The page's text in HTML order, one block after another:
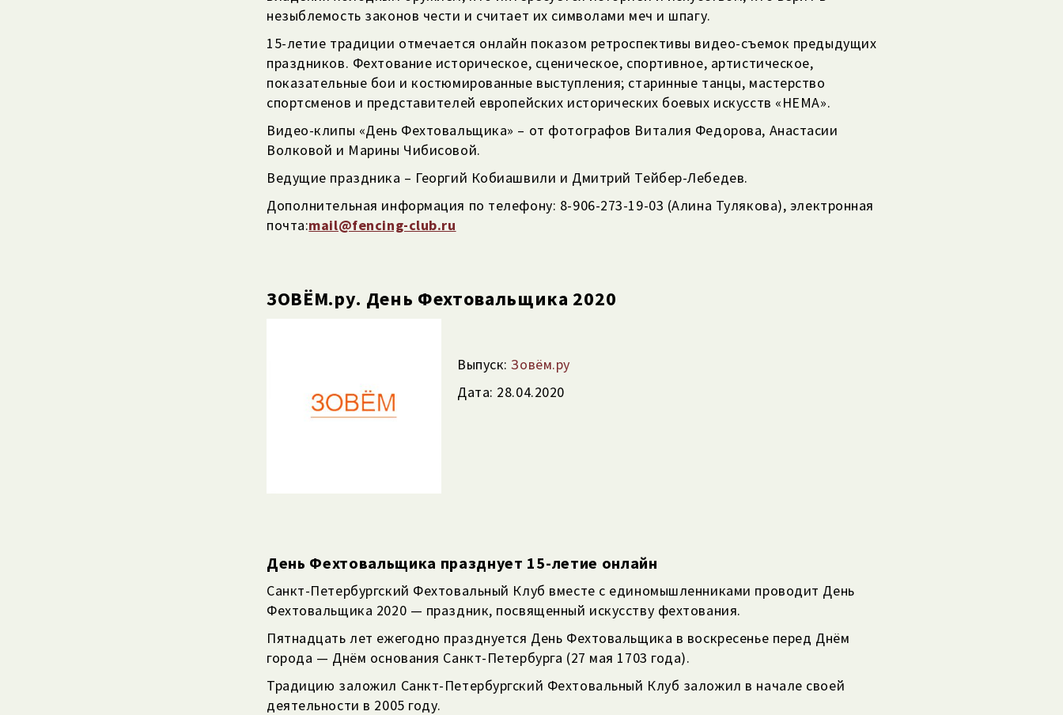
незыблемость законов чести и считает их символами меч и шпагу.
15-летие традиции отмечается онлайн показом ретроспективы видео-съемок предыдущих
праздников. Фехтование историческое, сценическое, спортивное, артистическое,
показательные бои и костюмированные выступления; старинные танцы, мастерство
спортсменов и представителей европейских исторических боевых искусств «НЕМА».
Видео-клипы «День Фехтовальщика» – от фотографов Виталия Федорова, Анастасии
Волковой и Марины Чибисовой.
Ведущие праздника – Георгий Кобиашвили и Дмитрий Тейбер-Лебедев.
Дополнительная информация по телефону: 8-906-273-19-03 (Алина Тулякова), электронная
почта:mail@fencing-club.ru
ЗОВЁМ.ру. День Фехтовальщика 2020
Выпуск:Зовём.ру
Дата: 28.04.2020
День Фехтовальщика празднует 15-летие онлайн
Санкт-Петербургский Фехтовальный Клуб вместе с единомышленниками проводит День
Фехтовальщика 2020 — праздник, посвященный искусству фехтования.
Пятнадцать лет ежегодно празднуется День Фехтовальщика в воскресенье перед Днём
города — Днём основания Санкт-Петербурга (27 мая 1703 года).
Традицию заложил Санкт-Петербургский Фехтовальный Клуб заложил в начале своей
деятельности в 2005 году.